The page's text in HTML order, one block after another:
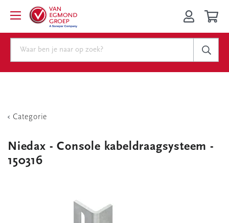
Categorie
Niedax - Console kabeldraagsysteem -
150316